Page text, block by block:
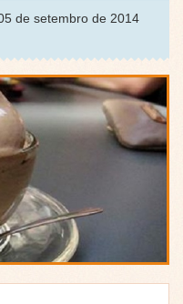
de setembro de 2014